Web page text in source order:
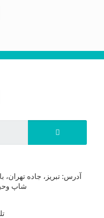
آدرس: تبریز، جاده تهران،
شاپ